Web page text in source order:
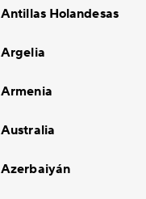
Antillas Holandesas
Argelia
Armenia
Australia
Azerbaiyán